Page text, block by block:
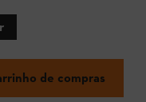
de compras